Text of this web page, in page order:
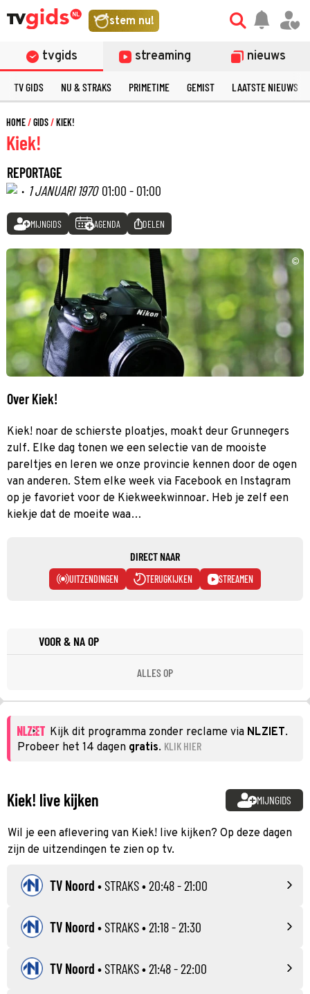
stem nu!
tvgids streaming nieuws
TV GIDS NU & STRAKS PRIMETIME GEMIST LAATSTE NIEUWS
HOME GIDS KIEK!
Kiek!
REPORTAGE
· 1 JANUARI 1970 01:00 - 01:00
MIJNGIDS AGENDA DELEN
©
Over Kiek!
Kiek! noar de schierste ploatjes, moakt deur Grunnegers
zulf. Elke dag tonen we een selectie van de mooiste
pareltjes en leren we onze provincie kennen door de ogen
van anderen. Stem elke week via Facebook en Instagram
op je favoriet voor de Kiekweekwinnoar. Heb je zelf een
kiekje dat de moeite waa…
DIRECT NAAR
UITZENDINGEN TERUGKIJKEN STREAMEN
VOOR & NA OP
ALLES OP
Kijk dit programma zonder reclame via NLZIET.
Probeer het 14 dagen gratis. KLIK HIER
Kiek! live kijken MIJNGIDS
Wil je een aflevering van Kiek! live kijken? Op deze dagen
zijn de uitzendingen te zien op tv.
TV Noord •STRAKS• 20:48 - 21:00
TV Noord •STRAKS• 21:18 - 21:30
TV Noord •STRAKS• 21:48 - 22:00